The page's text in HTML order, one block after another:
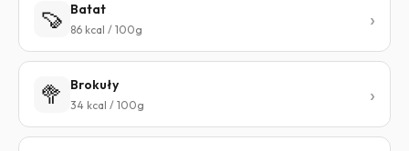
🍠 Batat
86 kcal / 100g
🥦 Brokuły
34 kcal / 100g